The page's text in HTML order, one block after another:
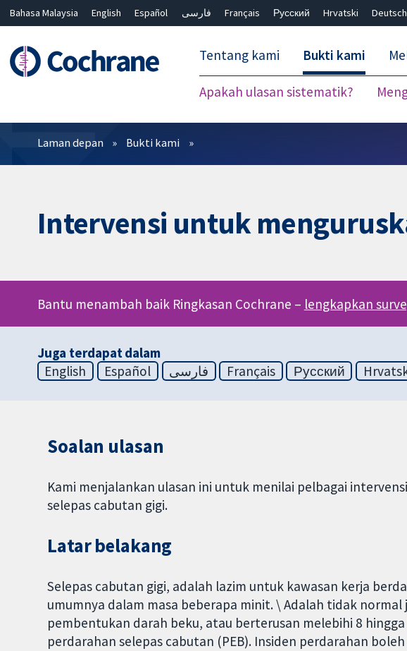
Bahasa Malaysia English Español فارسی Français Русский Hrvatski Deutsch
Tentang kami Bukti kami
Apakah ulasan sistematik?
Penapis
Laman depan Bukti kami
Intervensi untuk
Bantu menambah baik Ringkasan Cochrane – lengkapkan
Juga terdapat dalam
English
Español فارسی Français Русский
Soalan ulasan
Kami menjalankan ulasan ini untuk menilai pelbagai
selepas cabutan gigi.
Latar belakang
Selepas cabutan gigi, adalah lazim untuk kawasan kerja
umumnya dalam masa beberapa minit. \ Adalah tidak
pembentukan darah beku, atau berterusan melebihi 8
perdarahan selepas cabutan (PEB). Insiden perdarahan